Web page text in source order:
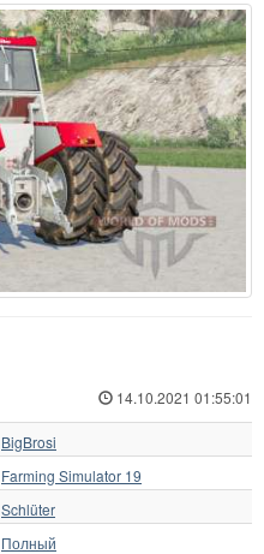
14.10.2021 01:55:01
BigBrosi
Farming Simulator 19
Schlüter
Полный